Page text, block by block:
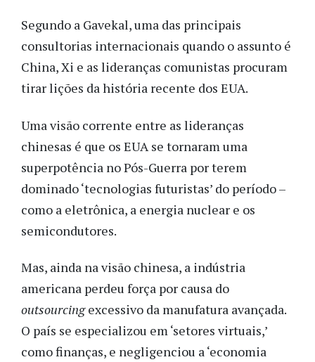
Segundo a Gavekal, uma das principais
consultorias internacionais quando o assunto é
China, Xi e as lideranças comunistas procuram
tirar lições da história recente dos EUA.
Uma visão corrente entre as lideranças
chinesas é que os EUA se tornaram uma
superpotência no Pós-Guerra por terem
dominado ‘tecnologias futuristas’ do período –
como a eletrônica, a energia nuclear e os
semicondutores.
Mas, ainda na visão chinesa, a indústria
americana perdeu força por causa do
outsourcingexcessivo da manufatura avançada.
O país se especializou em ‘setores virtuais,’
como finanças, e negligenciou a ‘economia